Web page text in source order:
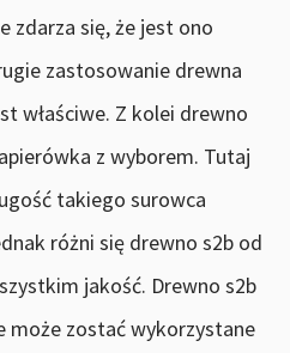
zdarza się, że jest ono
zastosowanie drewna
właściwe. Z kolei drewno
z wyborem. Tutaj
takiego surowca
różni się drewno s2b od
jakość. Drewno s2b
może zostać wykorzystane